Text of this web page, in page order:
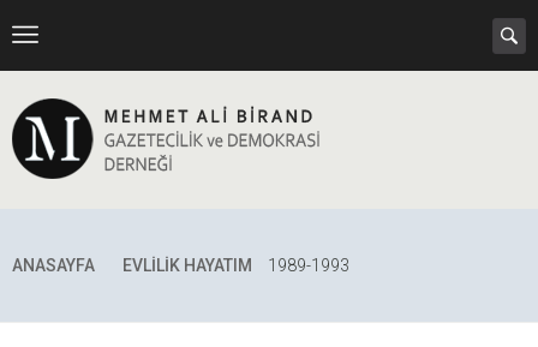
ANASAYFA EVLILIK HAYATIM 1989-1993